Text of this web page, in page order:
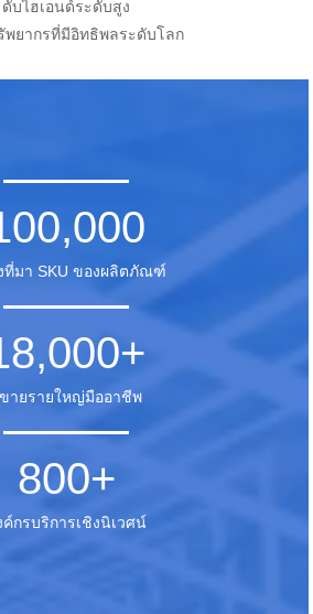
ดับไฮเอนด์ระดับสูง
พยากรที่มีอิทธิพลระดับโลก
ที่มา SKU ของผลิตภัณฑ์
+
ายรายใหญ่มืออาชีพ
800+
ค์กรบริการเชิงนิเวศน์